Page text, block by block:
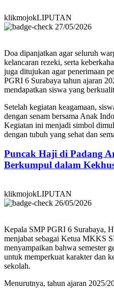
klikmojokLIPUTAN
27/05/2026
Doa dipanjatkan agar seluruh
kelancaran rezeki, serta
juga ditujukan agar penerimaan
PGRI 6 Surabaya tahun ajaran
mendapatkan siswa yang
Setelah kegiatan keagamaan,
dengan senam bersama Anak
Kegiatan ini menjadi simbol
dengan tubuh yang sehat dan
Puncak Haji di Padang
Berkumpul dalam
klikmojokLIPUTAN
26/05/2026
Kepala SMP PGRI 6 Surabaya,
menjabat sebagai Ketua MKKS
menyampaikan bahwa semester
untuk memperkuat karakter dan
sekolah.
Menurutnya, tahun ajaran 2025/